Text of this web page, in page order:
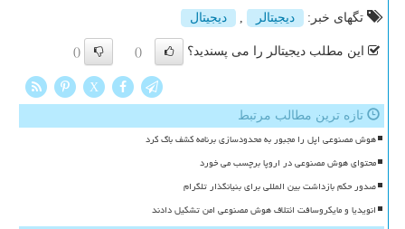
تگهای خبر: دیجیتالر دیجیتال
این مطلب دیجیتالر را می پسندید؟ ()
()
X
تازه ترین مطالب مرتبط
هوش مصنوعی اپل را مجبور به محدودسازی برنامه کشف باگ کرد
محتوای هوش مصنوعی در اروپا برچسب می خورد
صدور حکم بازداشت بین المللی برای بنیانگذار تلگرام
انویدیا و مایکروسافت ائتلاف هوش مصنوعی امن تشکیل دادند